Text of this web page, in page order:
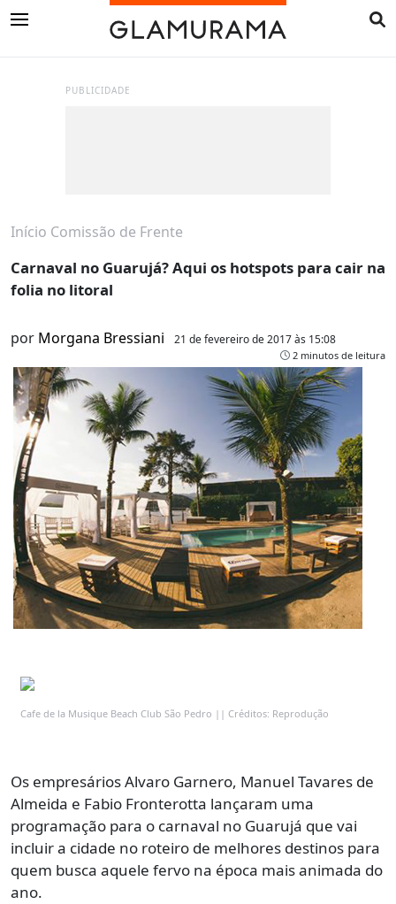
PUBLICIDADE
Início Comissão de Frente
Carnaval no Guarujá? Aqui os hotspots para cair na
folia no litoral
por Morgana Bressiani 21 de fevereiro de 2017 às 15:08
2 minutos de leitura
Cafe de la Musique Beach Club São Pedro || Créditos: Reprodução
Os empresários Alvaro Garnero, Manuel Tavares de
Almeida e Fabio Fronterotta lançaram uma
programação para o carnaval no Guarujá que vai
incluir a cidade no roteiro de melhores destinos para
quem busca aquele fervo na época mais animada do
ano.